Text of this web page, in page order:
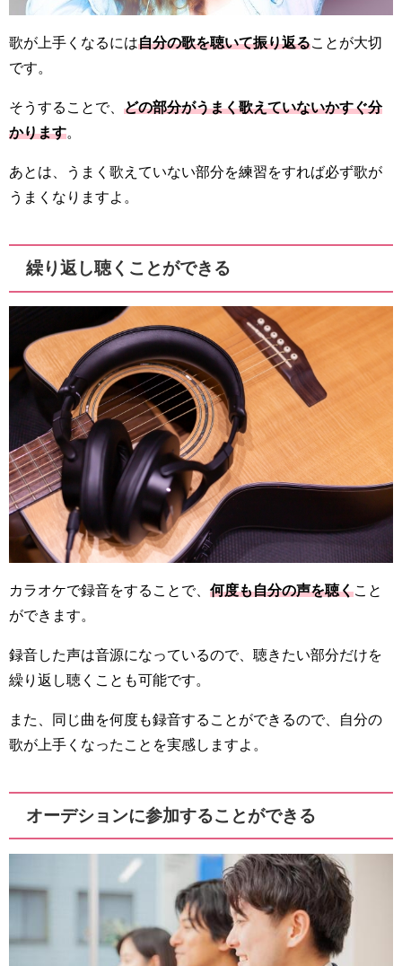
歌が上手くなるには自分の歌を聴いて振り返ることが大切
です。
そうすることで、 どの部分がうまく歌えていないかすぐ分
かります。
あとは、うまく歌えていない部分を練習をすれば必ず歌が
うまくなりますよ。
繰り返し聴くことができる
カラオケで録音をすることで、 何度も自分の声を聴く こと
ができます。
録音した声は音源になっているので、聴きたい部分だけを
繰り返し聴くことも可能です。
また、同じ曲を何度も録音することができるので、自分の
歌が上手くなったことを実感しますよ。
オーデションに参加することができる